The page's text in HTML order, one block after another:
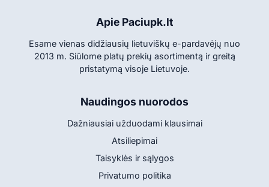
Apie Paciupk.lt
Esame vienas didžiausių lietuviškų e-pardavėjų nuo
2013 m. Siūlome platų prekių asortimentą ir greitą
pristatymą visoje Lietuvoje.
Naudingos nuorodos
Dažniausiai užduodami klausimai
Atsiliepimai
Taisyklės ir sąlygos
Privatumo politika